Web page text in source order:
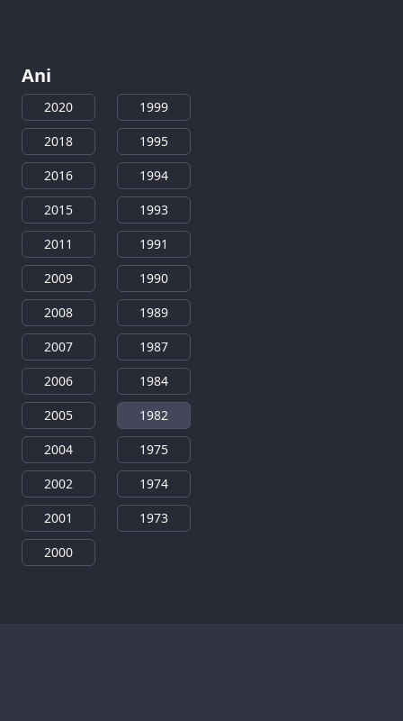
Ani
2020
2018
2016
2015
2011
2009
2008
2007
2006
2005
2004
2002
2001
2000
1999
1995
1994
1993
1991
1990
1989
1987
1984
1982
1975
1974
1973